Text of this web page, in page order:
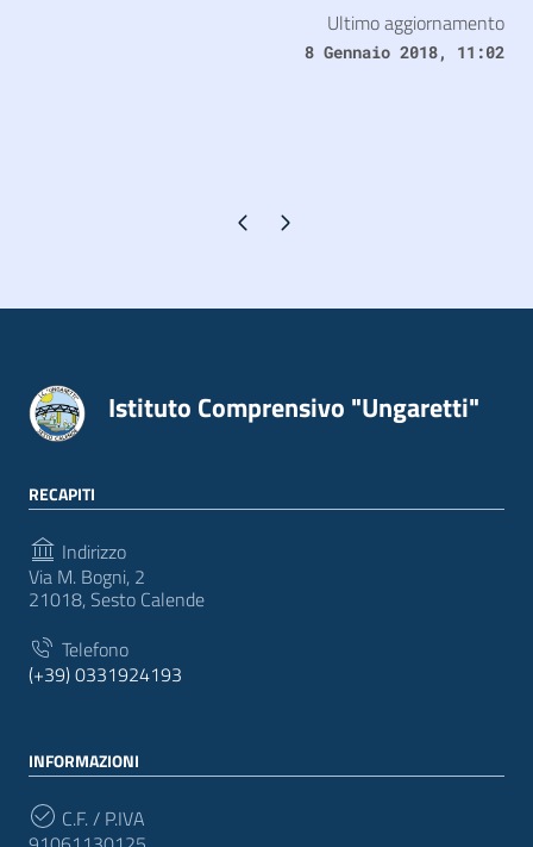
Ultimo aggiornamento
8 Gennaio 2018, 11:02
Pagina precedente
Pagina successiva
Istituto Comprensivo "Ungaretti"
RECAPITI
Indirizzo
Via M. Bogni, 2
21018, Sesto Calende
Telefono
(+39) 0331924193
INFORMAZIONI
C.F. / P.IVA